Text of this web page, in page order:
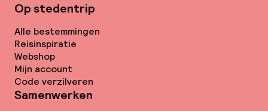
Op stedentrip
Alle bestemmingen
Reisinspiratie
Webshop
Mijn account
Code verzilveren
Samenwerken